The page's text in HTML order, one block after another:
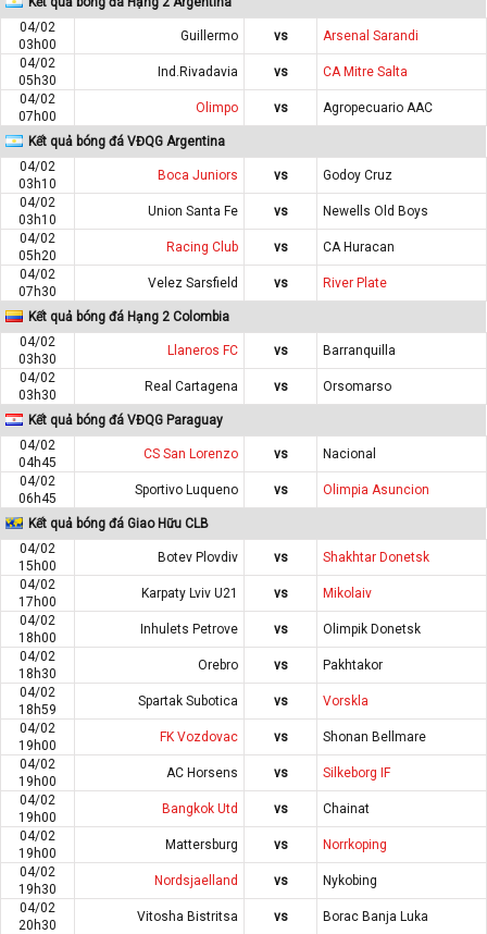
04/02
03h00
Guillermo vs
Arsenal Sarandi
04/02
05h30
Ind.Rivadavia vs
CA Mitre Salta
04/02
07h00
Olimpo vs Agropecuario AAC
Kết quả bóng đá VĐQG Argentina
04/02
03h10
Boca Juniors vs
Godoy Cruz
04/02
03h10
Union Santa Fe vs
Newells Old Boys
04/02
05h20
Racing Club vs
CA Huracan
04/02
07h30
Velez Sarsfield vs River Plate
Kết quả bóng đá Hạng 2 Colombia
04/02
03h30
Llaneros FC vs
Barranquilla
04/02
03h30
Real Cartagena vs Orsomarso
Kết quả bóng đá VĐQG Paraguay
04/02
04h45
CS San Lorenzo vs
Nacional
04/02
06h45
Sportivo Luqueno vs Olimpia Asuncion
Kết quả bóng đá Giao Hữu CLB
04/02
15h00
Botev Plovdiv vs
Shakhtar Donetsk
04/02
17h00
Karpaty Lviv U21 vs
Mikolaiv
04/02
18h00
Inhulets Petrove vs
Olimpik Donetsk
04/02
18h30
Orebro vs
Pakhtakor
04/02
18h59
Spartak Subotica vs
Vorskla
04/02
19h00
FK Vozdovac vs
Shonan Bellmare
04/02
19h00
AC Horsens vs
Silkeborg IF
04/02
19h00
Bangkok Utd vs
Chainat
04/02
19h00
Mattersburg vs
Norrkoping
04/02
19h30
Nordsjaelland vs
Nykobing
04/02
20h30
Vitosha Bistritsa vs
Borac Banja Luka